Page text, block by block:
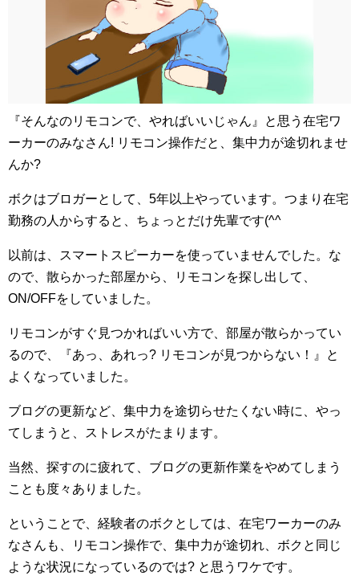
『そんなのリモコンで、やればいいじゃん』と思う在宅ワ
ーカーのみなさん! リモコン操作だと、集中力が途切れませ
んか?
ボクはブロガーとして、5年以上やっています。つまり在宅
勤務の人からすると、ちょっとだけ先輩です(^^ゞ
以前は、スマートスピーカーを使っていませんでした。な
ので、散らかった部屋から、リモコンを探し出して、
ON/OFFをしていました。
リモコンがすぐ見つかればいい方で、部屋が散らかってい
るので、『あっ、あれっ? リモコンが見つからない！』と
よくなっていました。
ブログの更新など、集中力を途切らせたくない時に、やっ
てしまうと、ストレスがたまります。
当然、探すのに疲れて、ブログの更新作業をやめてしまう
ことも度々ありました。
ということで、経験者のボクとしては、在宅ワーカーのみ
なさんも、リモコン操作で、集中力が途切れ、ボクと同じ
ような状況になっているのでは? と思うワケです。